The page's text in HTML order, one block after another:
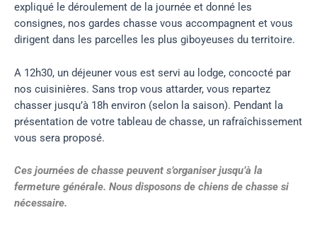
expliqué le déroulement de la journée et donné les
consignes, nos gardes chasse vous accompagnent et vous
dirigent dans les parcelles les plus giboyeuses du territoire.
A 12h30, un déjeuner vous est servi au lodge, concocté par
nos cuisinières. Sans trop vous attarder, vous repartez
chasser jusqu’à 18h environ (selon la saison). Pendant la
présentation de votre tableau de chasse, un rafraîchissement
vous sera proposé.
Ces journées de chasse peuvent s’organiser jusqu’à la
fermeture générale. Nous disposons de chiens de chasse si
nécessaire.